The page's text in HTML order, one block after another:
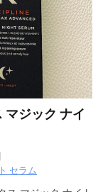
マジック ナイ
セラム